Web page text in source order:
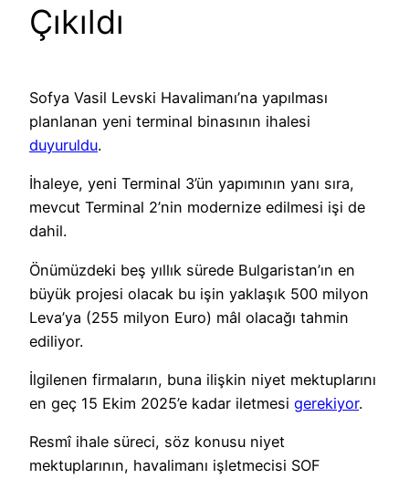
Çıkıldı
Sofya Vasil Levski Havalimanı’na yapılması
planlanan yeni terminal binasının ihalesi
duyuruldu.
İhaleye, yeni Terminal 3’ün yapımının yanı sıra,
mevcut Terminal 2’nin modernize edilmesi işi de
dahil.
Önümüzdeki beş yıllık sürede Bulgaristan’ın en
büyük projesi olacak bu işin yaklaşık 500 milyon
Leva’ya (255 milyon Euro) mâl olacağı tahmin
ediliyor.
İlgilenen firmaların, buna ilişkin niyet mektuplarını
en geç 15 Ekim 2025’e kadar iletmesi gerekiyor.
Resmî ihale süreci, söz konusu niyet
mektuplarının, havalimanı işletmecisi SOF